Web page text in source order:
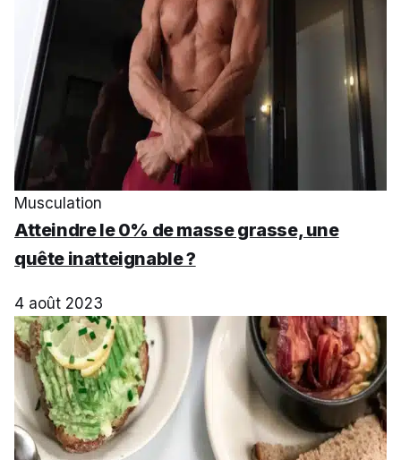
Musculation
Atteindre le 0% de masse grasse, une
quête inatteignable ?
4 août 2023